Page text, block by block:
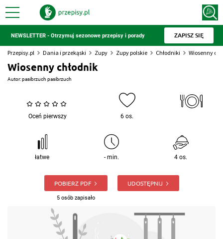
NEWSLETTER - Otrzymuj sezonowe przepisy i porady ZAPISZ SIĘ
Przepisy.pl Dania i przekąski Zupy Zupy polskie Chłodniki Wiosenny
Wiosenny chłodnik
Autor:pasibrzuch pasibrzuch
Oceń pierwszy 6 os.
łatwe - min. 4 os.
POBIERZ PDF
5 osób zapisało
UDOSTĘPNIJ